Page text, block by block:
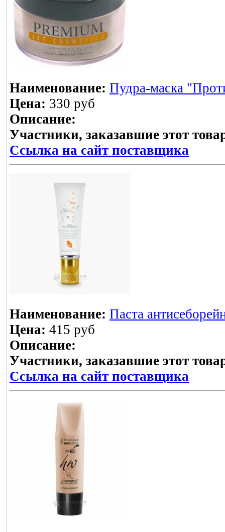
Наименование: Пудра-маска
Цена: 330 руб
Описание:
Участники, заказавшие этот
Ссылка на сайт поставщика
Наименование: Паста
Цена: 415 руб
Описание:
Участники, заказавшие этот
Ссылка на сайт поставщика